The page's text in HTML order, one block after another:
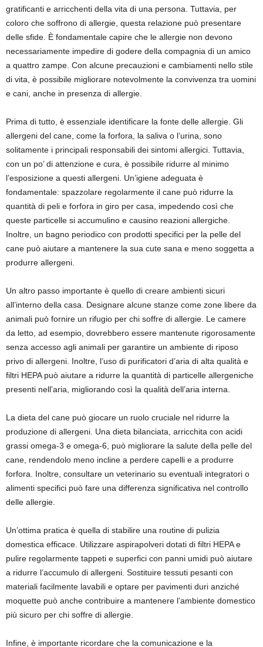
gratificanti e arricchenti della vita di una persona. Tuttavia, per
coloro che soffrono di allergie, questa relazione può presentare
delle sfide. È fondamentale capire che le allergie non devono
necessariamente impedire di godere della compagnia di un amico
a quattro zampe. Con alcune precauzioni e cambiamenti nello stile
di vita, è possibile migliorare notevolmente la convivenza tra uomini
e cani, anche in presenza di allergie.
Prima di tutto, è essenziale identificare la fonte delle allergie. Gli
allergeni del cane, come la forfora, la saliva o l’urina, sono
solitamente i principali responsabili dei sintomi allergici. Tuttavia,
con un po’ di attenzione e cura, è possibile ridurre al minimo
l’esposizione a questi allergeni. Un’igiene adeguata è
fondamentale: spazzolare regolarmente il cane può ridurre la
quantità di peli e forfora in giro per casa, impedendo così che
queste particelle si accumulino e causino reazioni allergiche.
Inoltre, un bagno periodico con prodotti specifici per la pelle del
cane può aiutare a mantenere la sua cute sana e meno soggetta a
produrre allergeni.
Un altro passo importante è quello di creare ambienti sicuri
all’interno della casa. Designare alcune stanze come zone libere da
animali può fornire un rifugio per chi soffre di allergie. Le camere
da letto, ad esempio, dovrebbero essere mantenute rigorosamente
senza accesso agli animali per garantire un ambiente di riposo
privo di allergeni. Inoltre, l’uso di purificatori d’aria di alta qualità e
filtri HEPA può aiutare a ridurre la quantità di particelle allergeniche
presenti nell’aria, migliorando così la qualità dell’aria interna.
La dieta del cane può giocare un ruolo cruciale nel ridurre la
produzione di allergeni. Una dieta bilanciata, arricchita con acidi
grassi omega-3 e omega-6, può migliorare la salute della pelle del
cane, rendendolo meno incline a perdere capelli e a produrre
forfora. Inoltre, consultare un veterinario su eventuali integratori o
alimenti specifici può fare una differenza significativa nel controllo
delle allergie.
Un’ottima pratica è quella di stabilire una routine di pulizia
domestica efficace. Utilizzare aspirapolveri dotati di filtri HEPA e
pulire regolarmente tappeti e superfici con panni umidi può aiutare
a ridurre l’accumulo di allergeni. Sostituire tessuti pesanti con
materiali facilmente lavabili e optare per pavimenti duri anziché
moquette può anche contribuire a mantenere l’ambiente domestico
più sicuro per chi soffre di allergie.
Infine, è importante ricordare che la comunicazione e la